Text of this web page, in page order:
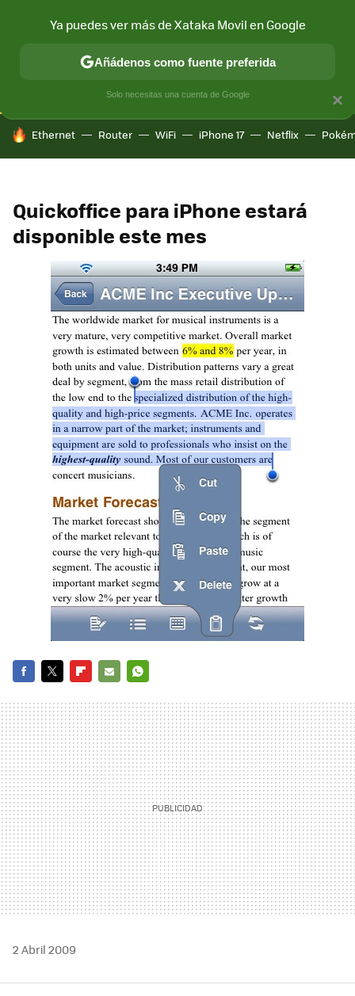
CONECTIVIDAD MÓVIL Y SOCIEDAD APLICACIONES
HOY SE HABLA DE
Ethernet Router WiFi iPhone 17 Netflix
Quickoffice para iPhone estará
disponible este mes
MAIL
2 Abril 2009
×
Ya puedes ver más de Xataka Movil en Google
Añádenos como fuente preferida
Solo necesitas una cuenta de Google